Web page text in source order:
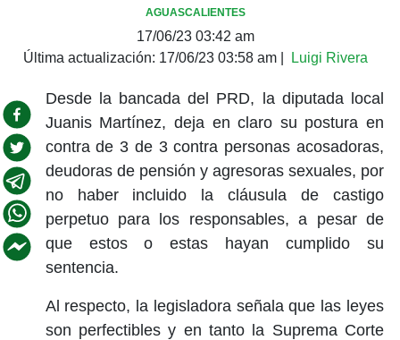
AGUASCALIENTES
17/06/23 03:42 am
Última actualización: 17/06/23 03:58 am Luigi Rivera
Desde la bancada del PRD, la diputada local
Juanis Martínez, deja en claro su postura en
contra de 3 de 3 contra personas acosadoras,
deudoras de pensión y agresoras sexuales, por
no haber incluido la cláusula de castigo
perpetuo para los responsables, a pesar de
que estos o estas hayan cumplido su
sentencia.
Al respecto, la legisladora señala que las leyes
son perfectibles y en tanto la Suprema Corte